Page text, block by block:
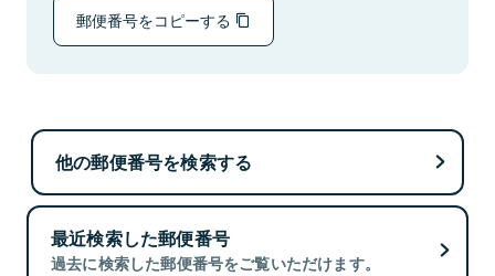
郵便番号をコピーする
他の郵便番号を検索する
最近検索した郵便番号
過去に検索した郵便番号をご覧いただけます。